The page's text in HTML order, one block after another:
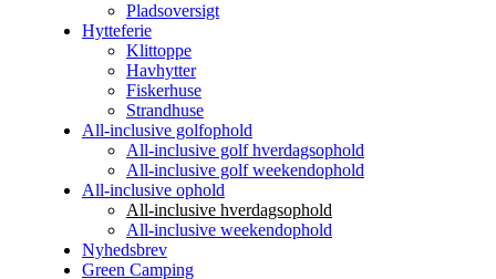
Pladsoversigt
Hytteferie
Klittoppe
Havhytter
Fiskerhuse
Strandhuse
All-inclusive golfophold
All-inclusive golf hverdagsophold
All-inclusive golf weekendophold
All-inclusive ophold
All-inclusive hverdagsophold
All-inclusive weekendophold
Nyhedsbrev
Green Camping